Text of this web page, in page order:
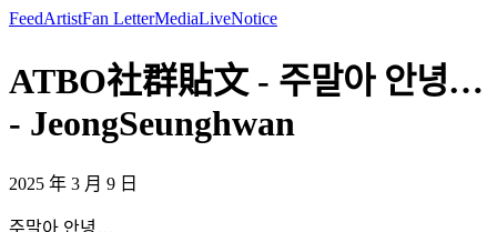
FeedArtistFan LetterMediaLiveNotice
ATBO社群貼文 - 주말아 안녕…
- JeongSeunghwan
2025 年 3 月 9 日
주말아 안녕…